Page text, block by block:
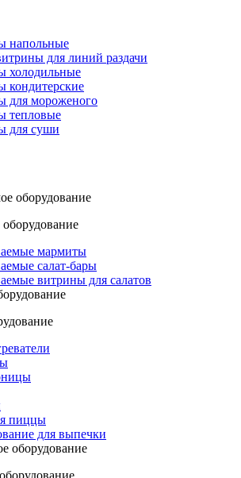
напольные
для линий раздачи
холодильные
кондитерские
для мороженого
тепловые
для суши
мармиты
салат-бары
витрины для салатов
пиццы
для выпечки